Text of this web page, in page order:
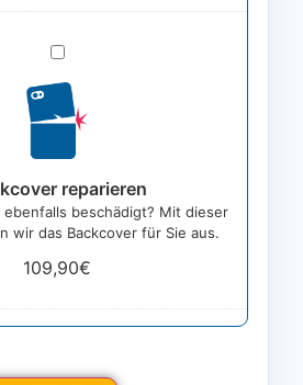
Backcover
reparieren
reparieren
ebenfalls beschädigt? Mit dieser
wir das Backcover für Sie aus.
109,90€